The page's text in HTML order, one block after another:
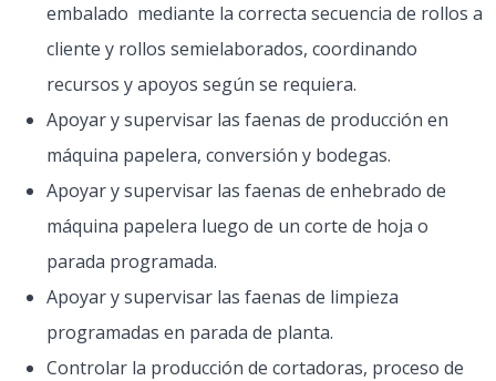
embalado mediante la correcta secuencia de rollos a
cliente y rollos semielaborados, coordinando
recursos y apoyos según se requiera.
Apoyar y supervisar las faenas de producción en
máquina papelera, conversión y bodegas.
Apoyar y supervisar las faenas de enhebrado de
máquina papelera luego de un corte de hoja o
parada programada.
Apoyar y supervisar las faenas de limpieza
programadas en parada de planta.
Controlar la producción de cortadoras, proceso de